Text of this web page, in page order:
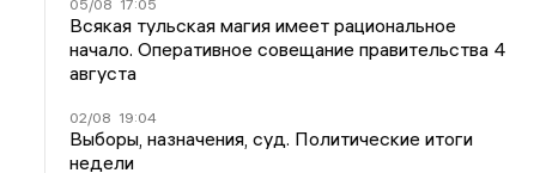
05/08 17:05
Всякая тульская магия имеет рациональное
начало. Оперативное совещание правительства 4
августа
02/08 19:04
Выборы, назначения, суд. Политические итоги
недели